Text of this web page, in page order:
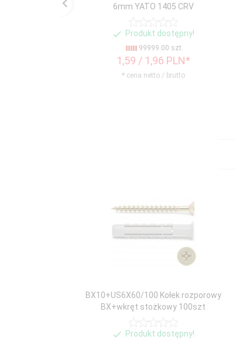
6mm YATO 1405 CRV
Produkt dostępny!
99999.00 szt.
1,59 / 1,96 PLN*
* cena netto / brutto
BX10+US6X60/100 Kołek rozporowy
BX+wkręt stożkowy 100szt
Produkt dostępny!